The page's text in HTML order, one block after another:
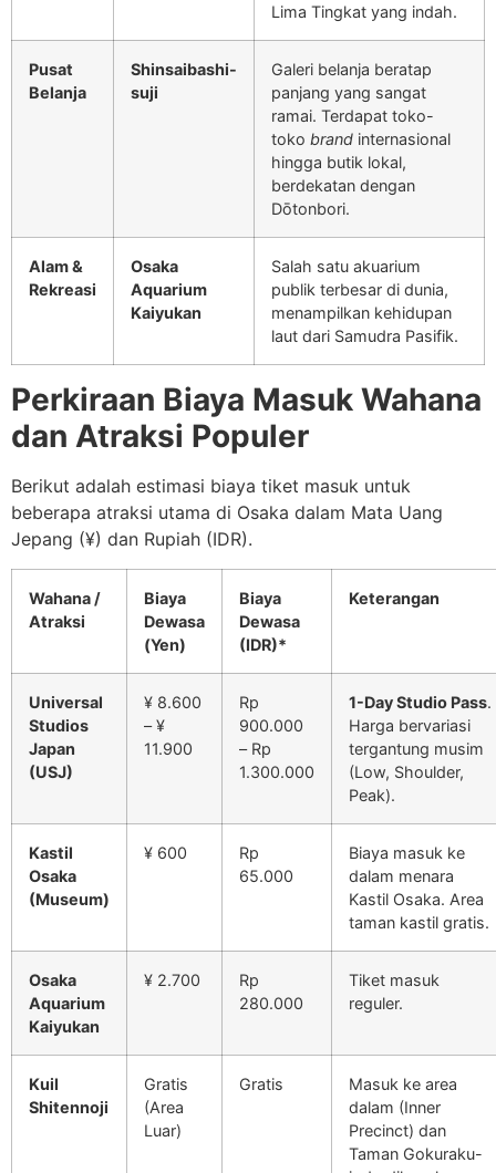
Lima Tingkat yang indah.
Pusat
Belanja
Shinsaibashi-
suji
Galeri belanja beratap
panjang yang sangat
ramai. Terdapat toko-
toko brand internasional
hingga butik lokal,
berdekatan dengan
Dōtonbori.
Alam &
Rekreasi
Osaka
Aquarium
Kaiyukan
Salah satu akuarium
publik terbesar di dunia,
menampilkan kehidupan
laut dari Samudra Pasifik.
Perkiraan Biaya Masuk Wahana
dan Atraksi Populer
Berikut adalah estimasi biaya tiket masuk untuk
beberapa atraksi utama di Osaka dalam Mata Uang
Jepang (¥) dan Rupiah (IDR).
Wahana /
Atraksi
Biaya
Dewasa
(Yen)
Biaya
Dewasa
(IDR)*
Keterangan
Universal
Studios
Japan
(USJ)
¥ 8.600
– ¥
11.900
Rp
900.000
– Rp
1.300.000
1-Day Studio Pass.
Harga bervariasi
tergantung musim
(Low, Shoulder,
Peak).
Kastil
Osaka
(Museum)
¥ 600
Rp
65.000
Biaya masuk ke
dalam menara
Kastil Osaka. Area
taman kastil gratis.
Osaka
Aquarium
Kaiyukan
¥ 2.700
Rp
280.000
Tiket masuk
reguler.
Kuil
Shitennoji
Gratis
(Area
Luar)
Gratis
Masuk ke area
dalam (Inner
Precinct) dan
Taman Gokuraku-